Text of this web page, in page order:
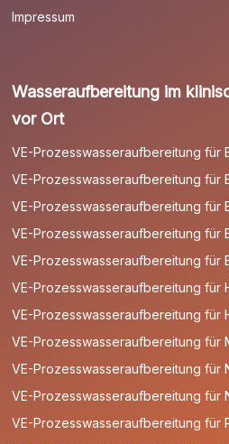
Impressum
Wasseraufbereitung im
vor Ort
VE-Prozesswasseraufbereitung für
VE-Prozesswasseraufbereitung für
VE-Prozesswasseraufbereitung für
VE-Prozesswasseraufbereitung für
VE-Prozesswasseraufbereitung für
VE-Prozesswasseraufbereitung für
VE-Prozesswasseraufbereitung für
VE-Prozesswasseraufbereitung für
VE-Prozesswasseraufbereitung für
VE-Prozesswasseraufbereitung für
VE-Prozesswasseraufbereitung für